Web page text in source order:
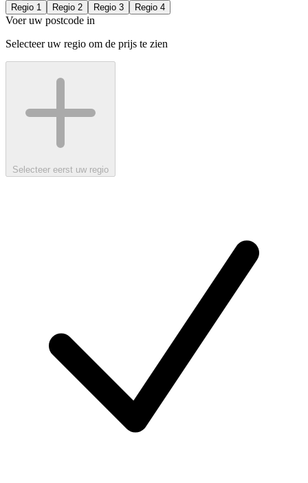
Regio 1 Regio 2 Regio 3 Regio 4
Voer uw postcode in
Selecteer uw regio om de prijs te zien
Selecteer eerst uw regio